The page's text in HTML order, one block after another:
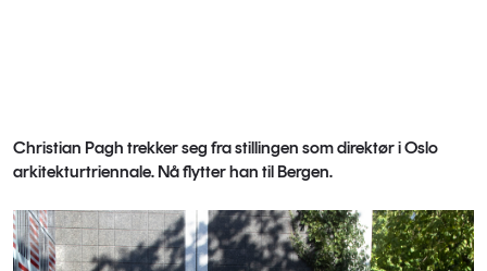
Christian Pagh trekker seg fra stillingen som direktør i Oslo
arkitekturtriennale. Nå flytter han til Bergen.